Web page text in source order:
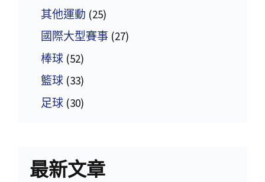
其他運動 (25)
國際大型賽事 (27)
棒球 (52)
籃球 (33)
足球 (30)
最新文章